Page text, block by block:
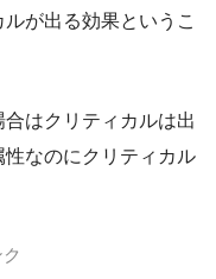
が出る効果というこ
はクリティカルは出
なのにクリティカル